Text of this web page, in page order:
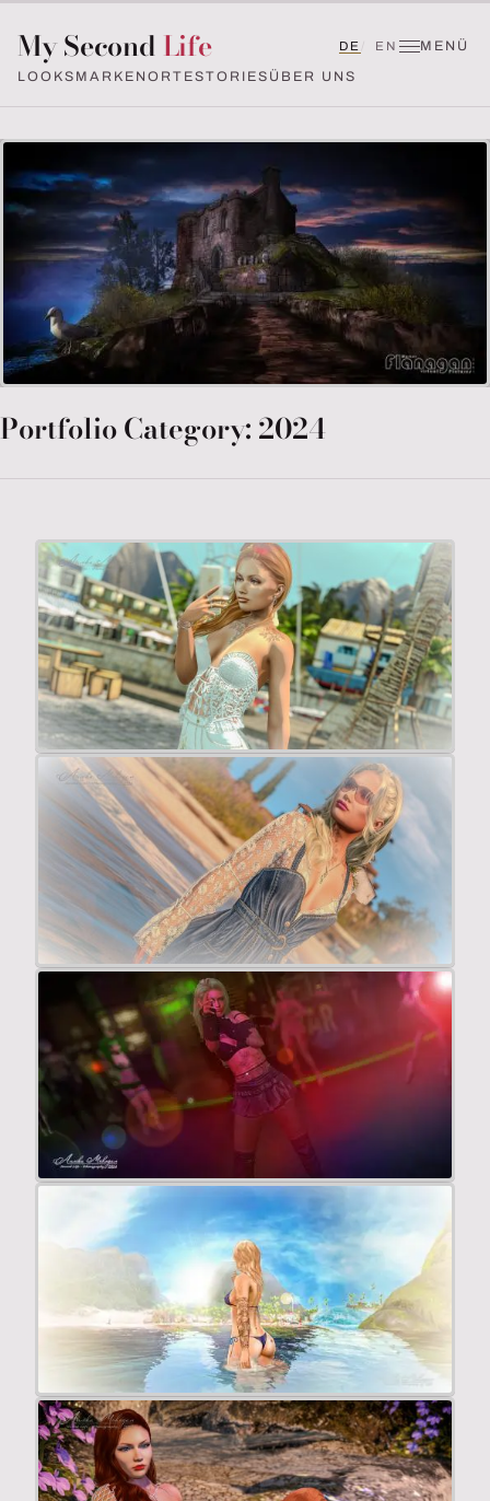
My Second Life
MENÜ
LOOKS MARKEN ORTESTORIES ÜBER UNS
DE EN
Portfolio Category: 2024